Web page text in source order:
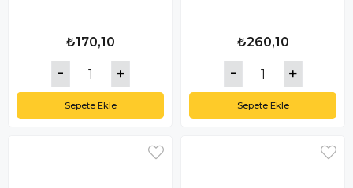
₺170,10
Sepete Ekle
₺260,10
Sepete Ekle